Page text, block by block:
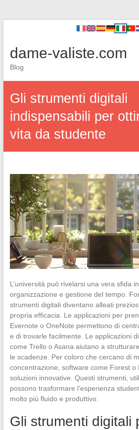
dame-valiste.com
Blog
Gli strumenti digitali
indispensabili per
vita da studente
L’università può rivelarsi una vera sfida
organizzazione e gestione del tempo.
strumenti digitali diventano alleati
propria efficacia. Le applicazioni per
Evernote o OneNote permettono di
e di trovarle facilmente. Le applicazioni
come Trello o Asana aiutano a
le scadenze. Per coloro che cercano di
concentrazione, software come Forest o
soluzioni innovative. Questi strumenti,
possono trasformare l’esperienza
molto più fluido e produttivo.
Gli strumenti digitali